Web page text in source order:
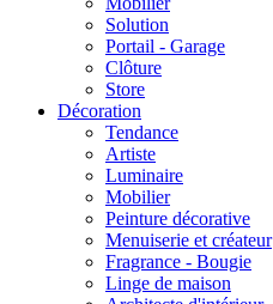
Solution
Portail - Garage
Clôture
Store
Décoration
Tendance
Artiste
Luminaire
Mobilier
Peinture décorative
Menuiserie et créateur
Fragrance - Bougie
Linge de maison